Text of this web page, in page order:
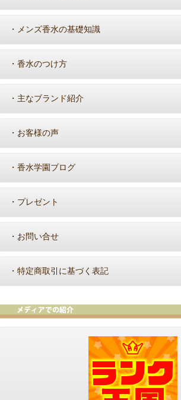
・ メンズ香水の基礎知識
・ 香水のつけ方
・ 主なブランド紹介
・ お客様の声
・ 香水学園ブログ
・ プレゼント
・ お問い合せ
・ 特定商取引に基づく表記